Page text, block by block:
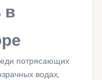
в
потрясающих
водах,